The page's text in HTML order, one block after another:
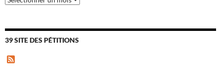
39 SITE DES PÉTITIONS